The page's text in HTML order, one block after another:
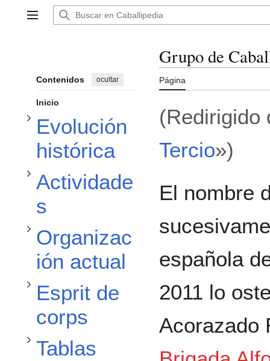
Menú principal
Contenidos ocultar
Inicio
Evolución
histórica
Alternar subsección Evolución histórica
Actividade
s
Alternar subsección Actividades
Organizac
ión actual
Alternar subsección Organización actual
Esprit de
corps
Alternar subsección Esprit de corps
Tablas
Alternar subsección Tablas cronológicas
Grupo de
Página
(Redirigido
Tercio»)
El nombre
española
2011 lo
Acorazado